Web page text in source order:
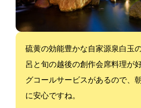
硫黄の効能豊かな自家源泉“白玉
呂と旬の越後の創作会席料理が
グコールサービスがあるので、
に安心ですね。